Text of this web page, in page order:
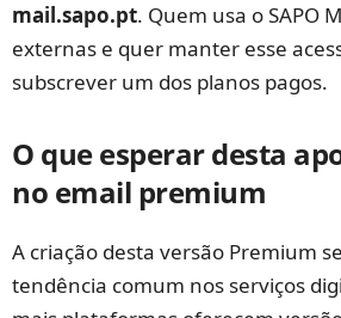
mail.sapo.pt. Quem usa o SAPO
externas e quer manter esse
subscrever um dos planos pagos.
O que esperar desta
no email premium
A criação desta versão Premium
tendência comum nos serviços